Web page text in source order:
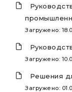
Загружено:
Загружено:
Решения
Загружено: